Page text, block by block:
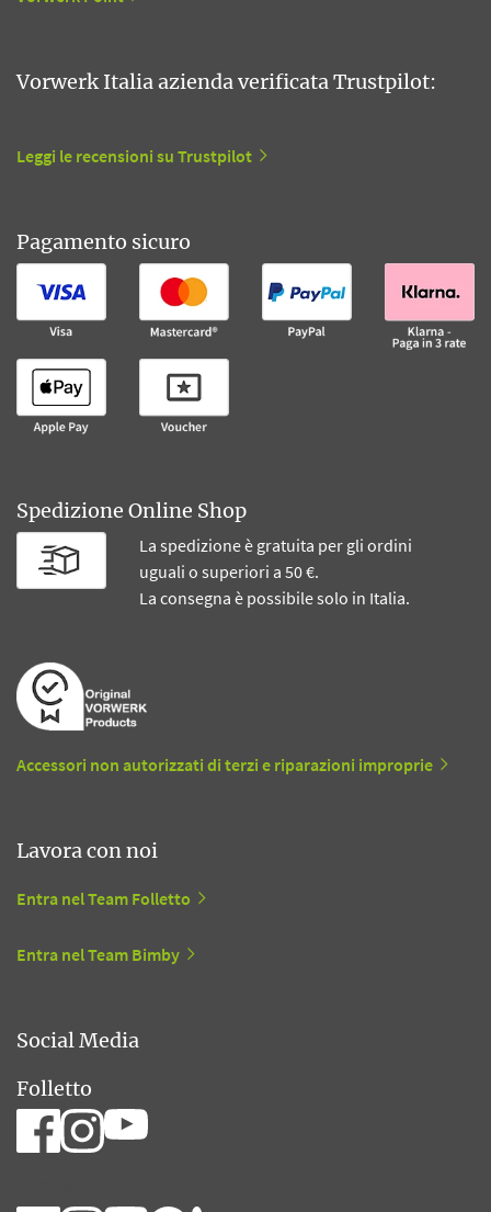
Vorwerk Italia azienda verificata Trustpilot:
Leggi le recensioni su Trustpilot
Pagamento sicuro
Spedizione Online Shop
La spedizione è gratuita per gli ordini
uguali o superiori a 50 €.
La consegna è possibile solo in Italia.
Accessori non autorizzati di terzi e riparazioni improprie
Lavora con noi
Entra nel Team Folletto
Entra nel Team Bimby
Social Media
Folletto